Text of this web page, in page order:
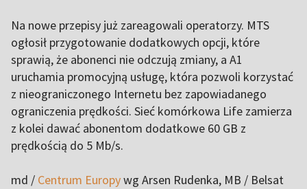
Na nowe przepisy już zareagowali operatorzy. MTS
ogłosił przygotowanie dodatkowych opcji, które
sprawią, że abonenci nie odczują zmiany, a A1
uruchamia promocyjną usługę, która pozwoli korzystać
z nieograniczonego Internetu bez zapowiadanego
ograniczenia prędkości. Sieć komórkowa Life zamierza
z kolei dawać abonentom dodatkowe 60 GB z
prędkością do 5 Mb/s.
md / Centrum Europywg Arsen Rudenka, MB / Belsat